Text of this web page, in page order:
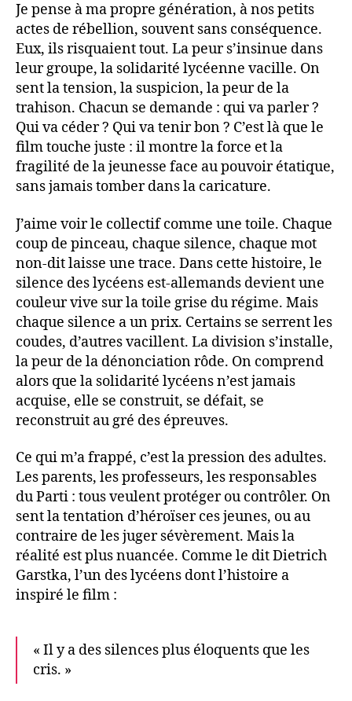
Je pense à ma propre génération, à nos petits
actes de rébellion, souvent sans conséquence.
Eux, ils risquaient tout. La peur s’insinue dans
leur groupe, la solidarité lycéenne vacille. On
sent la tension, la suspicion, la peur de la
trahison. Chacun se demande : qui va parler ?
Qui va céder ? Qui va tenir bon ? C’est là que le
film touche juste : il montre la force et la
fragilité de la jeunesse face au pouvoir étatique,
sans jamais tomber dans la caricature.
J’aime voir le collectif comme une toile. Chaque
coup de pinceau, chaque silence, chaque mot
non-dit laisse une trace. Dans cette histoire, le
silence des lycéens est-allemands devient une
couleur vive sur la toile grise du régime. Mais
chaque silence a un prix. Certains se serrent les
coudes, d’autres vacillent. La division s’installe,
la peur de la dénonciation rôde. On comprend
alors que la solidarité lycéens n’est jamais
acquise, elle se construit, se défait, se
reconstruit au gré des épreuves.
Ce qui m’a frappé, c’est la pression des adultes.
Les parents, les professeurs, les responsables
du Parti : tous veulent protéger ou contrôler. On
sent la tentation d’héroïser ces jeunes, ou au
contraire de les juger sévèrement. Mais la
réalité est plus nuancée. Comme le dit Dietrich
Garstka, l’un des lycéens dont l’histoire a
inspiré le film :
« Il y a des silences plus éloquents que les
cris. »